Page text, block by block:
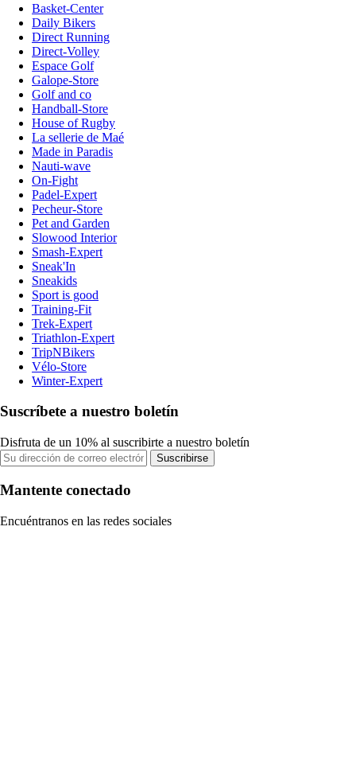
Basket-Center
Daily Bikers
Direct Running
Direct-Volley
Espace Golf
Galope-Store
Golf and co
Handball-Store
House of Rugby
La sellerie de Maé
Made in Paradis
Nauti-wave
On-Fight
Padel-Expert
Pecheur-Store
Pet and Garden
Slowood Interior
Smash-Expert
Sneak'In
Sneakids
Sport is good
Training-Fit
Trek-Expert
Triathlon-Expert
TripNBikers
Vélo-Store
Winter-Expert
Suscríbete a nuestro boletín
Disfruta de un 10% al suscribirte a nuestro boletín
Suscribirse
Mantente conectado
Encuéntranos en las redes sociales